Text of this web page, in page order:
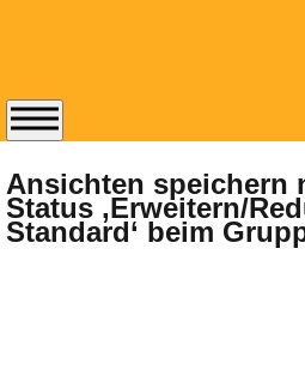
Ansichten speichern
Status ‚Erweitern/
Standard‘ beim
Abonnieren Sie den
14-tägig
erscheinenden
Newsletter von